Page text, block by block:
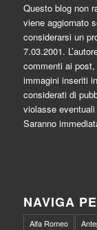
Questo blog non
viene aggiornato
considerarsi un
7.03.2001.
commenti ai
immagini inseriti
considerati di
violasse
Saranno
NAVIGA
Alfa Romeo